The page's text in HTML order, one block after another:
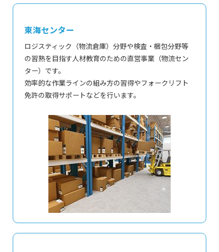
東海センター
ロジスティック（物流倉庫）分野や検査・梱包分野等
の習熟を目指す人材教育のための直営事業（物流セン
ター）です。
効率的な作業ラインの組み方の習得やフォークリフト
免許の取得サポートなどを行います。